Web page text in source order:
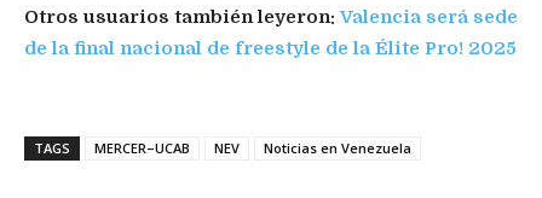
Otros usuarios también leyeron:Valencia será sede
de la final nacional de freestyle de la Élite Pro! 2025
TAGS MERCER–UCAB NEV Noticias en Venezuela